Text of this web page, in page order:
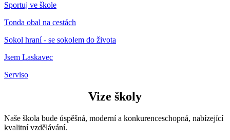
Sportuj ve škole
Tonda obal na cestách
Sokol hraní - se sokolem do života
Jsem Laskavec
Serviso
Vize školy
Naše škola bude úspěšná, moderní a konkurenceschopná, nabízející
kvalitní vzdělávání.